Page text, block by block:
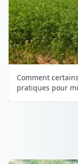
Comment
pratiques pour